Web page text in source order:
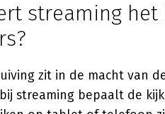
streaming het
zit in de macht van
streaming bepaalt de